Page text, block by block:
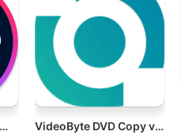
Boom 3D v2.2.6 Mac音效增强工具破解版
VideoByte DVD Copy v1.0.22.114373 Mac DVD复制刻录工具